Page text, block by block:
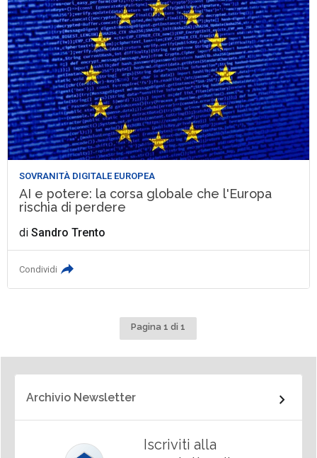
SOVRANITÀ DIGITALE EUROPEA
AI e potere: la corsa globale che l'Europa
rischia di perdere
diSandro Trento
Condividi
Pagina 1 di 1
Archivio Newsletter
Iscriviti alla